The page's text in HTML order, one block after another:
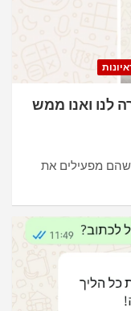
לנו ואנו ממש
מפעילים את